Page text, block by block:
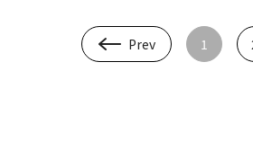
Prev 1